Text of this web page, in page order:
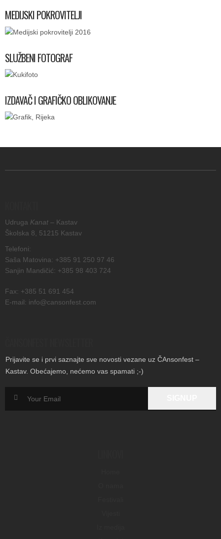
MEDIJSKI POKROVITELJI
SLUŽBENI FOTOGRAF
IZDAVAČ I GRAFIČKO OBLIKOVANJE
Udruga Kanat – Kastav
Školska 8, 51215 Kastav
Telefoni:
Saša Matovina: +385 91 250 97 46
Sanjin Mandičić: +385 98 403 724
Fax: +385 51 691 454
E-mail: info@cansonfest.com
Prijavite se i prvi saznajte sve novosti vezane uz ČAnsonfest –
Kastav. Obećajemo, nećemo vas spamati ;-)